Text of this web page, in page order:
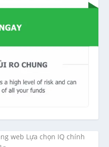
web Lựa chọn IQ chính